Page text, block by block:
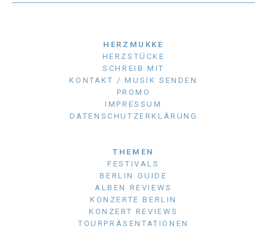
HERZMUKKE
HERZSTÜCKE
SCHREIB MIT
KONTAKT / MUSIK SENDEN
PROMO
IMPRESSUM
DATENSCHUTZERKLÄRUNG
THEMEN
FESTIVALS
BERLIN GUIDE
ALBEN REVIEWS
KONZERTE BERLIN
KONZERT REVIEWS
TOURPRÄSENTATIONEN